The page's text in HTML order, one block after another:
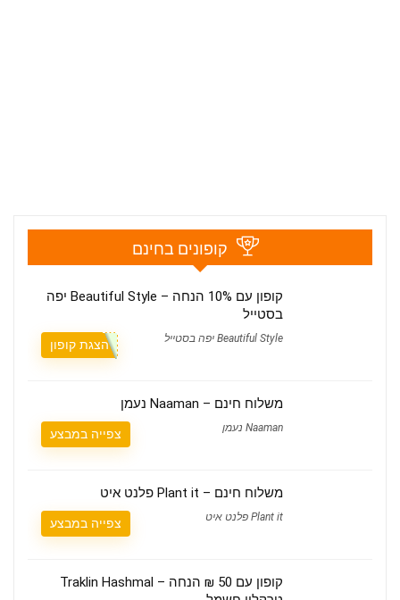
קופונים בחינם
קופון עם 10% הנחה – Beautiful Style יפה
בסטייל
Beautiful Style יפה בסטייל הצגת קופון
משלוח חינם – Naaman נעמן
Naaman נעמן צפייה במבצע
משלוח חינם – Plant it פלנט איט
Plant it פלנט איט צפייה במבצע
קופון עם 50 ₪ הנחה – Traklin Hashmal